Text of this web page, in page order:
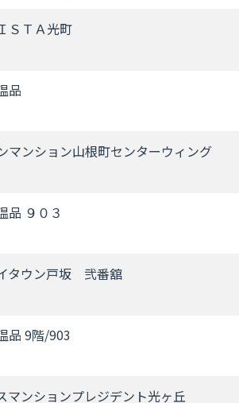
ＳＴＡ光町
品
マンション山根町センターウィング
品 ９０３
タウン戸坂 弐番舘
品 9階/903
マンションプレジデント光ヶ丘